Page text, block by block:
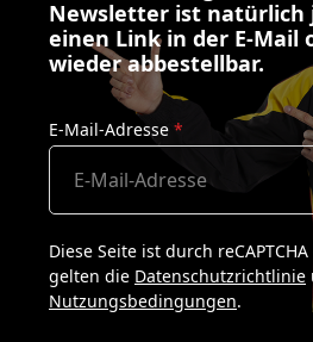
Newsletter ist natürlich
einen Link in der E-Mail
wieder abbestellbar.
E-Mail-Adresse *
Diese Seite ist durch
gelten die Datenschutzrichtlinie
Nutzungsbedingungen.